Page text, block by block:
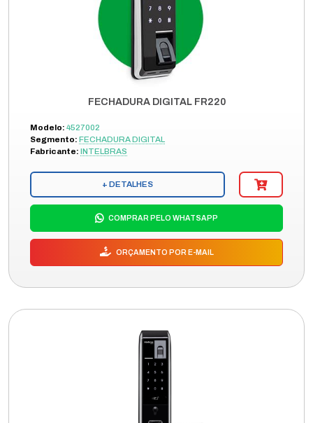
FECHADURA DIGITAL FR220
Modelo: 4527002
Segmento: FECHADURA DIGITAL
Fabricante: INTELBRAS
+ DETALHES
COMPRAR PELO WHATSAPP
ORÇAMENTO POR E-MAIL